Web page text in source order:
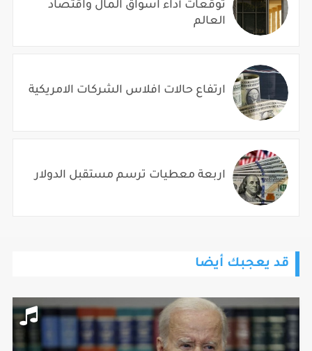
توقعات أداء اسواق المال واقتصاد
العالم
ارتفاع حالات افلاس الشركات الامريكية
اربعة معطيات ترسم مستقبل الدولار
قد يعجبك أيضا